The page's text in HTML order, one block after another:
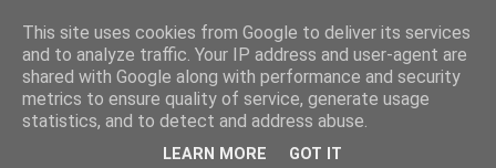
Σύλλογος Ιπποκράτειος
This site uses cookies from Google to deliver its services
and to analyze traffic. Your IP address and user-agent are
shared with Google along with performance and security
metrics to ensure quality of service, generate usage
statistics, and to detect and address abuse.
LEARN MORE GOT IT